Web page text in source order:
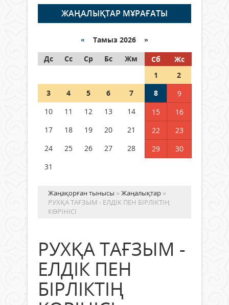
06 тамыз 2026 ж. 265
граждане Казахстана,
05 тамыз 2026 ж. 146
Шетелде жүрген Қазақстан
азаматтары қалай дауыс бере
ЖАҢАЛЫҚТАР МҰРАҒАТЫ
« Тамыз 2026 »
Дс
Сс Ср Бс Жм Сб
Жс
1
2
3
4 5 6 7 8
9
10
11 12 13 14 15
16
17
18 19 20 21 22
23
24
25 26 27 28 29
30
31
Жаңақорған тынысы »Жаңалықтар »
РУХҚА ТАҒЗЫМ - ЕЛДІК ПЕН БІРЛІКТІҢ
КӨРІНІСІ
РУХҚА ТАҒЗЫМ -
ЕЛДІК ПЕН
БІРЛІКТІҢ